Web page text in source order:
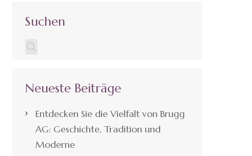
Suchen
Neueste Beiträge
Entdecken Sie die Vielfalt von Brugg
AG: Geschichte, Tradition und
Moderne